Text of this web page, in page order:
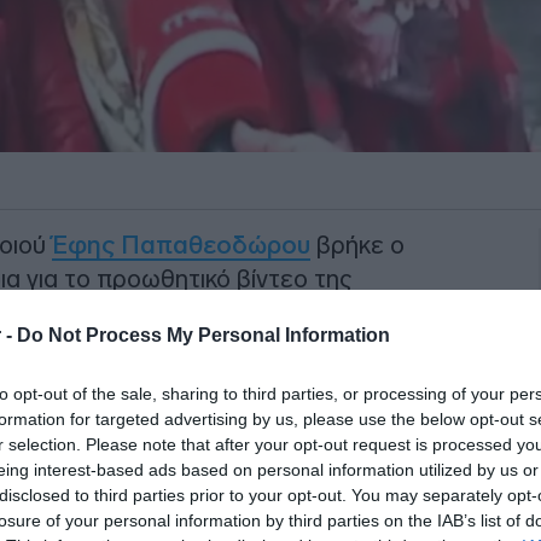
- Do Not Process My Personal Information
opt-out of the sale, sharing to third parties, or processing of your
for targeted advertising by us, please use the below opt-out
selection. Please note that after your opt-out request is processed
interest-based ads based on personal information utilized by us
to third parties prior to your opt-out. You may separately
of your personal information by third parties on the IAB’s list of
Έφης Παπαθεοδώρου βρήκε ο
για το προωθητικό βίντεο της
του νέου του κόμματος, ΕΛ.Α.Σ.
το χιουμοριστικό στοιχείο, η
σειρά του MEGA «Στο Πάρα
Αλέξη Τσίπρα προκειμένου να